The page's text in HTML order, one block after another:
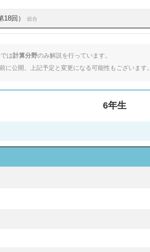
回） 総合
は計算分野のみ解説を行っています。
公開。上記予定と変更になる可能性もございます。
6年生